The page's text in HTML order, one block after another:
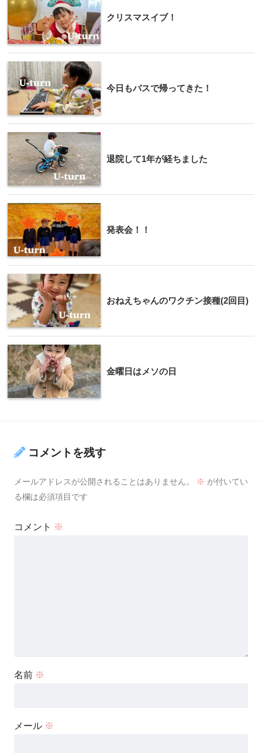
クリスマスイブ！
今日もバスで帰ってきた！
退院して1年が経ちました
発表会！！
おねえちゃんのワクチン接種(2回目)
金曜日はメソの日
コメントを残す
メールアドレスが公開されることはありません。 ※ が付いてい
る欄は必須項目です
コメント ※
名前 ※
メール ※